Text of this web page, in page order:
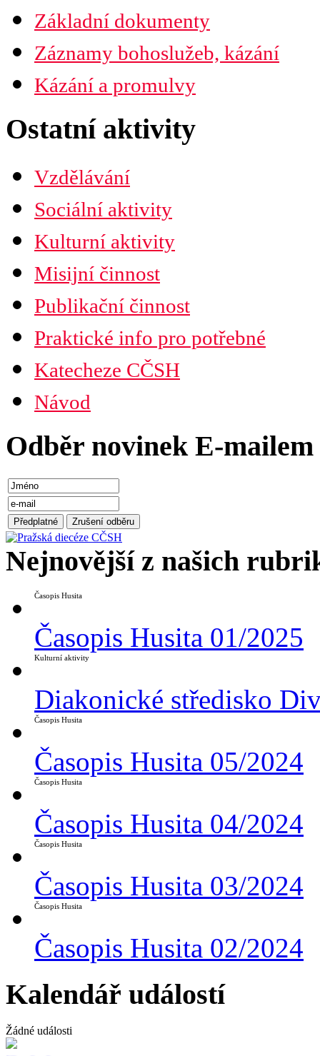
Preambule
Závěrečná ustanovení
Organizační uspořádání
Diecéze
Základní dokumenty
Záznamy bohoslužeb, kázání
Kázání a promulvy
Ostatní aktivity
Vzdělávání
Sociální aktivity
Kulturní aktivity
Misijní činnost
Publikační činnost
Praktické info pro potřebné
Katecheze CČSH
Návod
Odběr novinek E-mailem
Nejnovější z našich
Časopis Husita
Časopis Husita 01/2025
Kulturní aktivity
Diakonické středisko
Časopis Husita
Časopis Husita 05/2024
Časopis Husita
Časopis Husita 04/2024
Časopis Husita
Časopis Husita 03/2024
Časopis Husita
Časopis Husita 02/2024
Kalendář událostí
Žádné události